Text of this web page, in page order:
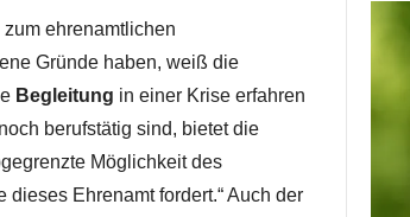
ehrenamtlichen
Gründe haben, weiß die
Begleitung in einer Krise erfahren
berufstätig sind, bietet die
Möglichkeit des
Ehrenamt fordert.“ Auch der